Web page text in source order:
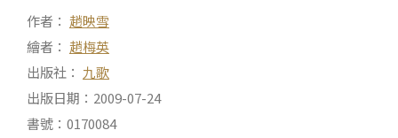
作者： 趙映雪
繪者： 趙梅英
出版社： 九歌
出版日期：2009-07-24
書號：0170084